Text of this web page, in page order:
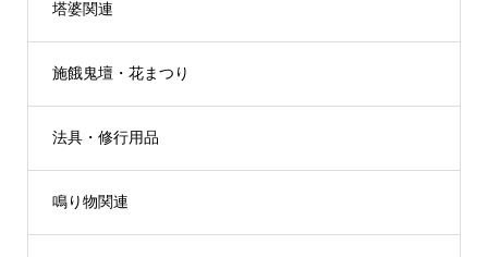
塔婆関連
施餓鬼壇・花まつり
法具・修行用品
鳴り物関連